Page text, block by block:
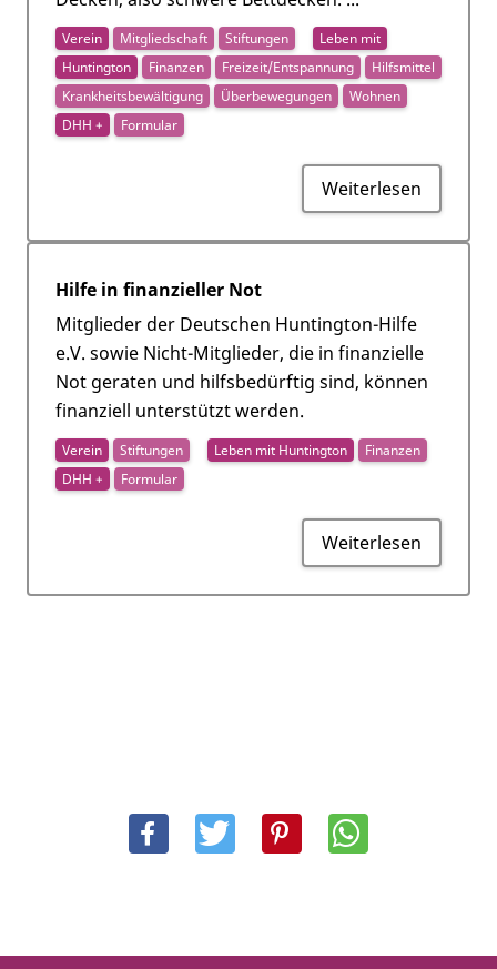
Weiterlesen
Verein Mitgliedschaft Stiftungen
Leben mit
Huntington
Finanzen Freizeit/Entspannung
Hilfsmittel
Krankheitsbewältigung
Überbewegungen
Wohnen
DHH +
Formular
Hilfe in finanzieller Not
Mitglieder der Deutschen Huntington-Hilfe
e.V. sowie Nicht-Mitglieder, die in finanzielle
Not geraten und hilfsbedürftig sind, können
finanziell unterstützt werden.
Weiterlesen
Verein Stiftungen Leben mit Huntington
Finanzen
DHH +
Formular